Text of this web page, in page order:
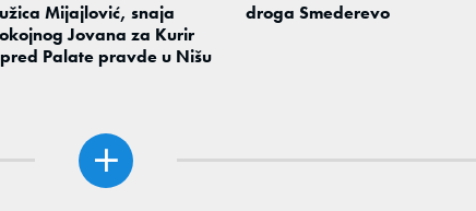
Mijajlović, snaja
Jovana za Kurir
Palate pravde u Nišu
droga Smederevo